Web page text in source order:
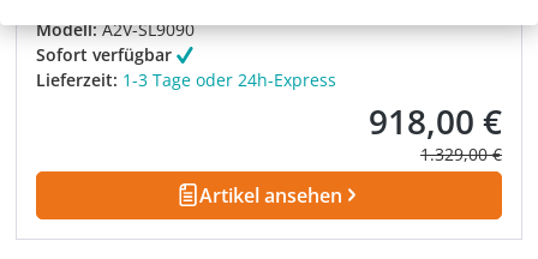
Modell: A2V-SL9090
Sofort verfügbar
Lieferzeit: 1-3 Tage oder 24h-Express
Verkaufspreis:
918,00 €
Regulärer
1.329,00 €
Artikel ansehen